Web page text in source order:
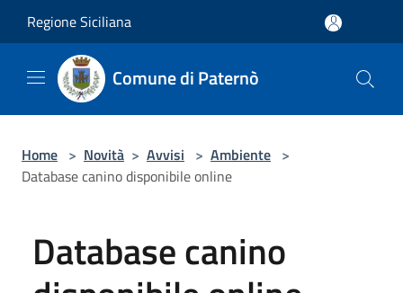
Regione Siciliana
Comune di Paternò
Home > Novità > Avvisi > Ambiente >
Database canino disponibile online
Database canino